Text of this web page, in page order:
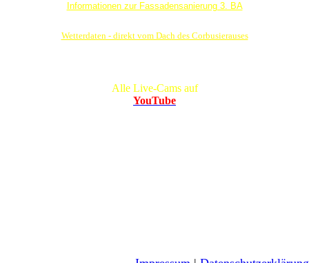
Informationen zur Fassadensanierung 3. BA
Wetterdaten - direkt vom Dach des Corbusierauses
Alle Live-Cams auf
YouTube